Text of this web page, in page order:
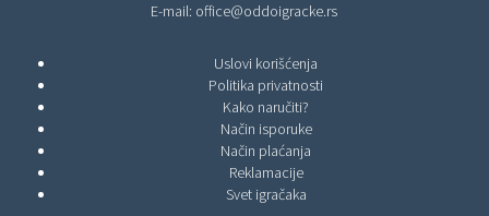
E-mail: office@oddoigracke.rs
Uslovi korišćenja
Politika privatnosti
Kako naručiti?
Način isporuke
Način plaćanja
Reklamacije
Svet igračaka